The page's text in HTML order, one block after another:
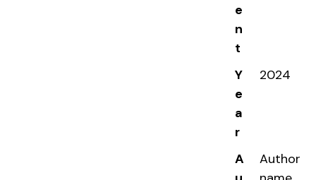
e
n
t
Y
e
a
r
2024
A
Author